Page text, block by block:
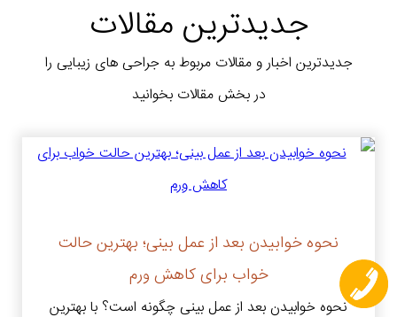
جدیدترین مقالات
جدیدترین اخبار و مقالات مربوط به جراحی های زیبایی را
در بخش مقالات بخوانید
نحوه خوابیدن بعد از عمل بینی؛ بهترین حالت
خواب برای کاهش ورم
نحوه خوابیدن بعد از عمل بینی چگونه است؟ با بهترین